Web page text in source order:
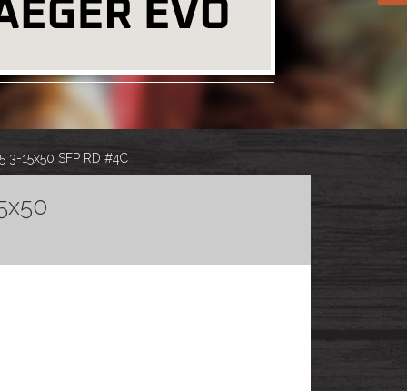
3-15x50 SFP RD #4C